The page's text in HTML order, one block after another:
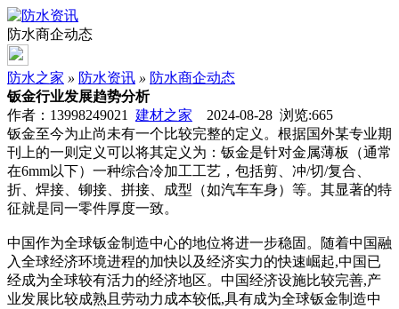
防水商企动态
防水之家 » 防水资讯 » 防水商企动态
钣金行业发展趋势分析
作者：13998249021 建材之家 2024-08-28 浏览:665
钣金至今为止尚未有一个比较完整的定义。根据国外某专业期
刊上的一则定义可以将其定义为：钣金是针对金属薄板（通常
在6mm以下）一种综合冷加工工艺，包括剪、冲/切/复合、
折、焊接、铆接、拼接、成型（如汽车车身）等。其显著的特
征就是同一零件厚度一致。
中国作为全球钣金制造中心的地位将进一步稳固。随着中国融
入全球经济环境进程的加快以及经济实力的快速崛起,中国已
经成为全球较有活力的经济地区。中国经济设施比较完善,产
业发展比较成熟且劳动力成本较低,具有成为全球钣金制造中